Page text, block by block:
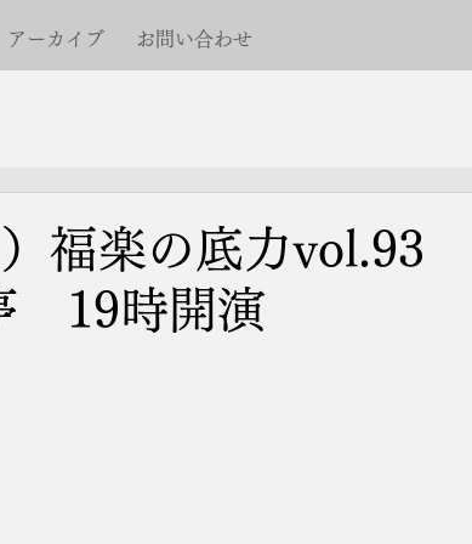
アーカイブ お問い合わせ
福楽の底力vol.93
19時開演